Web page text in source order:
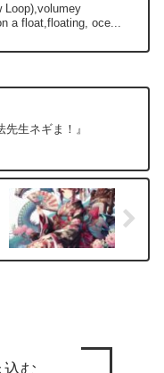
Loop),volumey
a float,floating, oce...
生ネギま！』
込む